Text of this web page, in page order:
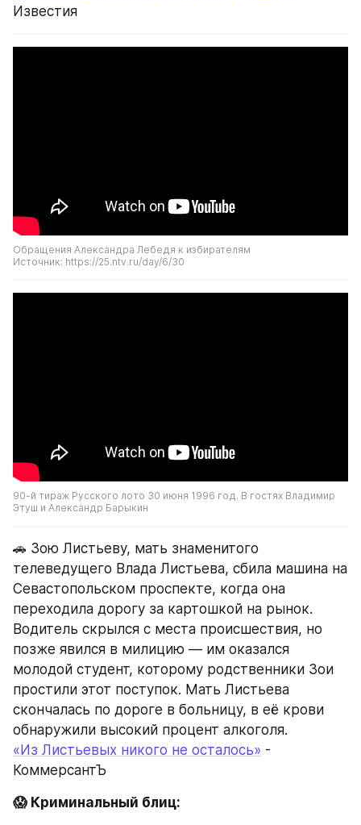
Известия
Обращения Александра Лебедя к избирателям
Источник: https://25.ntv.ru/day/6/30
90-й тираж Русского лото 30 июня 1996 год. В гостях Владимир
Этуш и Александр Барыкин
🚗 Зою Листьеву, мать знаменитого
телеведущего Влада Листьева, сбила машина на
Севастопольском проспекте, когда она
переходила дорогу за картошкой на рынок.
Водитель скрылся с места происшествия, но
позже явился в милицию — им оказался
молодой студент, которому родственники Зои
простили этот поступок. Мать Листьева
скончалась по дороге в больницу, в её крови
обнаружили высокий процент алкоголя.
«Из Листьевых никого не осталось» -
КоммерсантЪ
😱 Криминальный блиц: